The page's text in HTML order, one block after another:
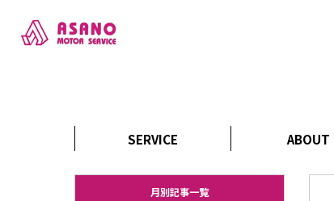
ホーム
SERVICE
業務内容
ABOUT
会社概要
月別記事一覧